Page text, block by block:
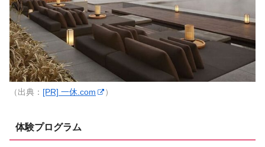
（出典： [PR] 一休.com ）
体験プログラム